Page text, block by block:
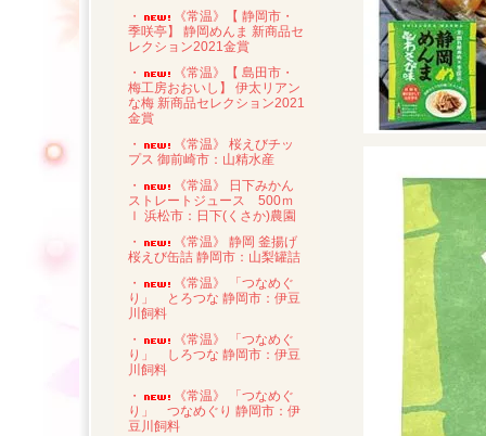
・
《常温》【 静岡市・
季咲亭】 静岡めんま 新商品セ
レクション2021金賞
・
《常温》【 島田市・
梅工房おおいし】 伊太リアン
な梅 新商品セレクション2021
金賞
・
《常温》 桜えびチッ
プス 御前崎市：山精水産
・
《常温》 日下みかん
ストレートジュース 500ｍ
ｌ 浜松市：日下(くさか)農園
・
《常温》 静岡 釜揚げ
桜えび缶詰 静岡市：山梨罐詰
・
《常温》 「つなめぐ
り」 とろつな 静岡市：伊豆
川飼料
・
《常温》 「つなめぐ
り」 しろつな 静岡市：伊豆
川飼料
・
《常温》 「つなめぐ
り」 つなめぐり 静岡市：伊
豆川飼料